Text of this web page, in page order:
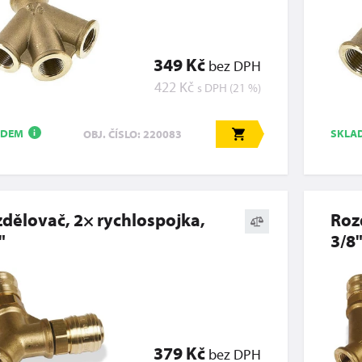
349 Kč bez DPH
422 Kč s DPH (21 %)
i OBJ. ČÍSLO: 220083
2× rychlospojka,
379 Kč bez DPH
3/